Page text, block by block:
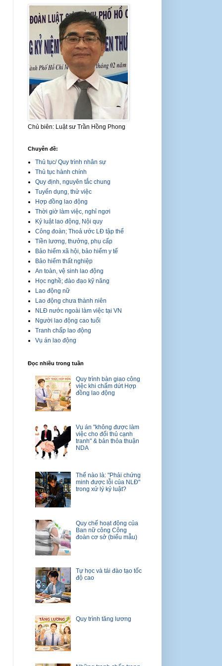
Chủ biên: Luật sư Trần Hồng Phong
Chuyên đề:
Thủ tục/ Quy trình nhân sự
Thủ tục hành chính
Quy định, nguyên tắc chung
Tuyển dụng, thử việc
Hợp đồng lao động
Thời giờ làm việc, nghỉ ngơi
Kỷ luật lao động, Nội quy
Công đoàn; Thoả ước LĐ tập thể
Tiền lương, thưởng, phụ cấp
Bảo hiểm xã hội, bảo hiểm y tế
Bảo hiểm thất nghiệp
An toàn, vệ sinh lao động
Học nghề; đào đạo kỹ năng
Lao động nữ
Lao động chưa thành niên
NLĐ nước ngoài làm việc tại VN
Người lao động cao tuổi
Tranh chấp lao động
Vụ án lao động
Đọc nhiều trong tuần
Quy trình bàn giao công
việc khi chấm dứt Hợp
đồng lao động
Vụ án "không được làm
việc cho đối thủ cạnh
tranh" & bản thỏa thuận
NDA
Thế nào là: "Phải chứng
minh được lỗi của NLĐ"
trong xử lý kỷ luật?
Quy chế hoạt động của
Ban nữ công Công
đoàn cơ sở (biểu mẫu)
Tự học và tái đào tạo tốc
độ cao
Quy trình tăng lương